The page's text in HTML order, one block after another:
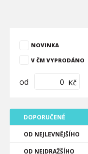
NOVINKA
V ČM VYPRODÁNO
od Kč
DOPORUČENÉ
OD NEJLEVNĚJŠÍHO
OD NEJDRAŽŠÍHO